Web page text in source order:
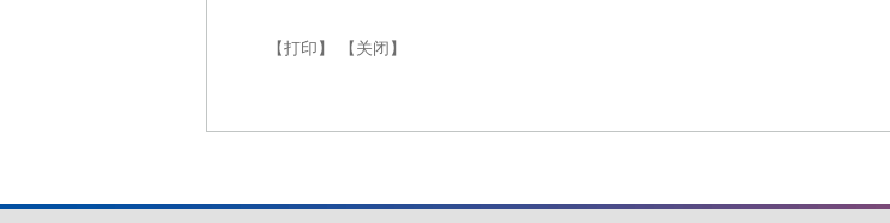
【打印】 【关闭】